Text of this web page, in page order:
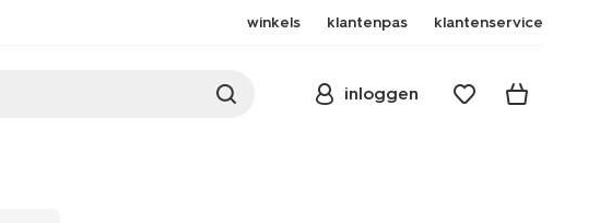
winkels klantenpas klantenservice
inloggen